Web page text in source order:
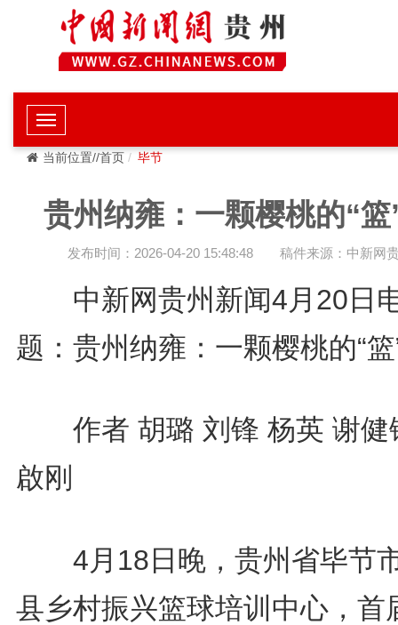
当前位置//首页 毕节
贵州纳雍：一颗樱桃的“篮
发布时间：2026-04-20 15:48:48 稿件来源：中新网
中新网贵州新闻4月20
题：贵州纳雍：一颗樱桃的“篮
作者 胡璐 刘锋 杨英 谢健
啟刚
4月18日晚，贵州省毕节
县乡村振兴篮球培训中心，首